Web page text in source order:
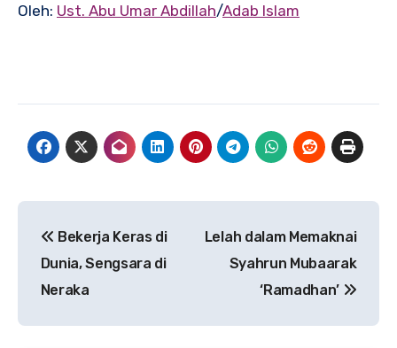
Oleh: Ust. Abu Umar Abdillah/Adab Islam
pos
Bekerja Keras di
Dunia, Sengsara di
Neraka
Lelah dalam Memaknai
Syahrun Mubaarak
‘Ramadhan’